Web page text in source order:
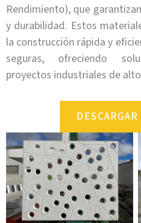
Rendimiento), que
y durabilidad. Estos
la construcción rápida y
seguras, ofreciendo
proyectos industriales de